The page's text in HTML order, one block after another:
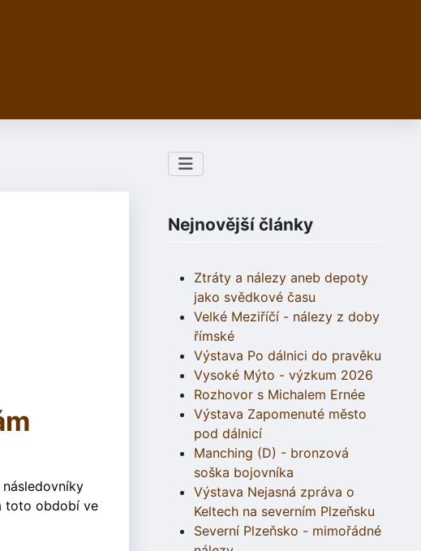
toto období ve
Nejnovější články
Ztráty a nálezy aneb depoty
jako svědkové času
Velké Meziříčí - nálezy z doby
římské
Výstava Po dálnici do pravěku
Vysoké Mýto - výzkum 2026
Rozhovor s Michalem Ernée
Výstava Zapomenuté město
pod dálnicí
Manching (D) - bronzová
soška bojovníka
Výstava Nejasná zpráva o
Keltech na severním Plzeňsku
Severní Plzeňsko - mimořádné